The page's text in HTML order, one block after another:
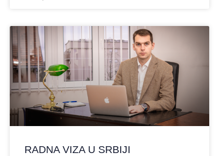
RADNA VIZA U SRBIJI